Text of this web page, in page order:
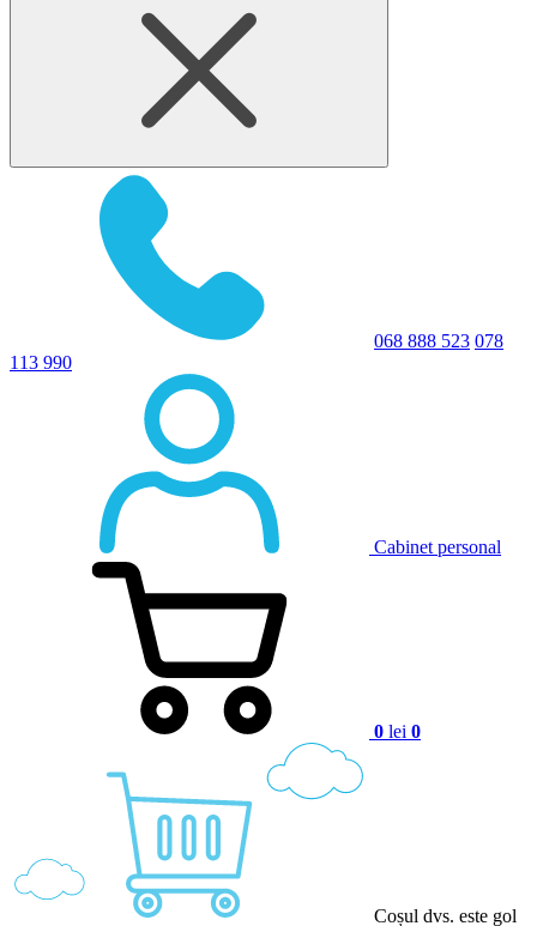
068 888 523 078
113 990
Cabinet personal
0 lei 0
Coșul dvs. este gol